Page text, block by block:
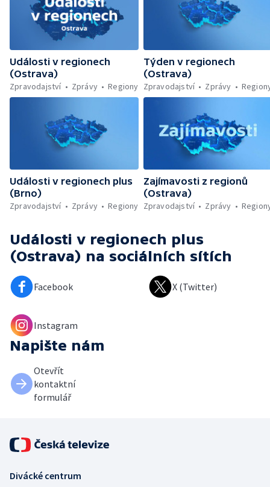
Události v regionech
(Ostrava)
Zpravodajství
Zprávy Regiony
Týden v regionech
(Ostrava)
Zpravodajství
Zprávy
Události v regionech plus
(Brno)
Zpravodajství
Zprávy Regiony
Zajímavosti z regionů
(Ostrava)
Zpravodajství
Zprávy
Události v regionech plus
(Ostrava) na sociálních sítích
Facebook X (Twitter)
Instagram
Napište nám
Otevřít
kontaktní
formulář
Divácké centrum